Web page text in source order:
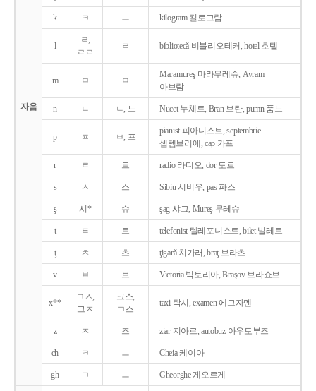
자음
k ㅋ ㅡ kilogram 킬로그람
l
ㄹ,
ㄹㄹ
ㄹ bibliotecǎ 비블리오테커, hotel 호텔
m ㅁ ㅁ
Maramureş 마라무레슈, Avram
아브람
n ㄴ ㄴ, 느 Nucet 누체트, Bran 브란, pumn 품느
p ㅍ ㅂ, 프
pianist 피아니스트, septembrie
셉템브리에, cap 카프
r ㄹ 르 radio 라디오, dor 도르
s ㅅ 스 Sibiu 시비우, pas 파스
ş 시* 슈 şag 샤그, Mureş 무레슈
t ㅌ 트 telefonist 텔레포니스트, bilet 빌레트
ţ ㅊ 츠 ţigarǎ 치가러, braţ 브라츠
v ㅂ 브 Victoria 빅토리아, Braşov 브라쇼브
x**
ㄱㅅ,
그ㅈ
크스,
ㄱ스
taxi 탁시, examen 에그자멘
z ㅈ 즈 ziar 지아르, autobuz 아우토부즈
ch ㅋ ㅡ Cheia 케이아
gh ㄱ ㅡ Gheorghe 게오르게